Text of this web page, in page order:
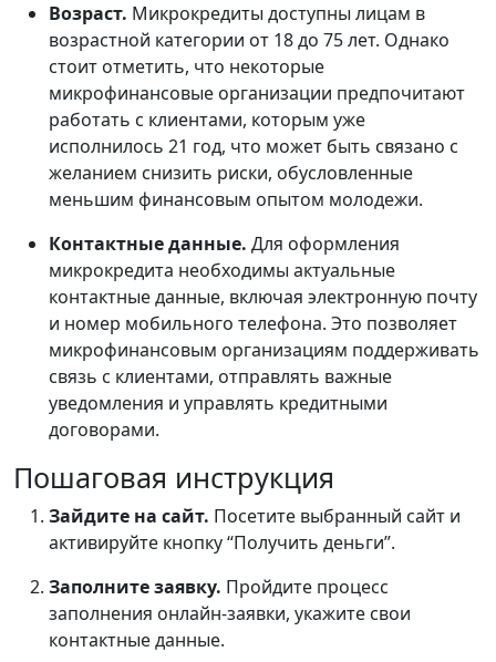
Возраст. Микрокредиты доступны лицам в
возрастной категории от 18 до 75 лет. Однако
стоит отметить, что некоторые
микрофинансовые организации предпочитают
работать с клиентами, которым уже
исполнилось 21 год, что может быть связано с
желанием снизить риски, обусловленные
меньшим финансовым опытом молодежи.
Контактные данные. Для оформления
микрокредита необходимы актуальные
контактные данные, включая электронную почту
и номер мобильного телефона. Это позволяет
микрофинансовым организациям поддерживать
связь с клиентами, отправлять важные
уведомления и управлять кредитными
договорами.
Пошаговая инструкция
Зайдите на сайт. Посетите выбранный сайт и
активируйте кнопку “Получить деньги”.
Заполните заявку. Пройдите процесс
заполнения онлайн-заявки, укажите свои
контактные данные.